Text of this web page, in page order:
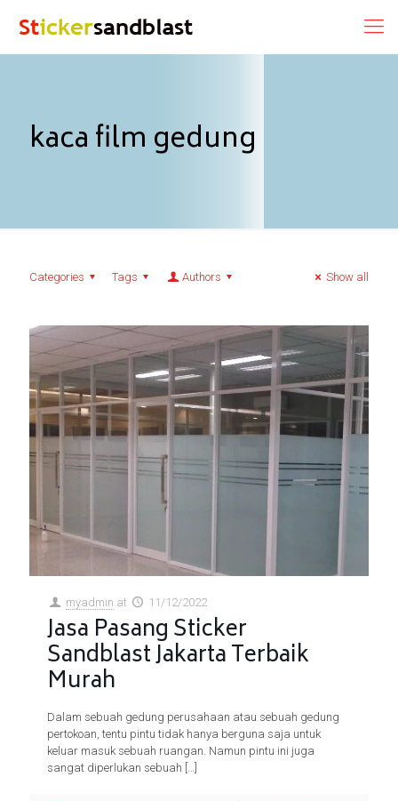
kaca film gedung
Categories Tags Authors Show all
myadmin at 11/12/2022
Jasa Pasang Sticker
Sandblast Jakarta Terbaik
Murah
Dalam sebuah gedung perusahaan atau sebuah gedung
pertokoan, tentu pintu tidak hanya berguna saja untuk
keluar masuk sebuah ruangan. Namun pintu ini juga
sangat diperlukan sebuah […]